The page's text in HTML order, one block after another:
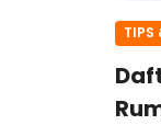
TIPS